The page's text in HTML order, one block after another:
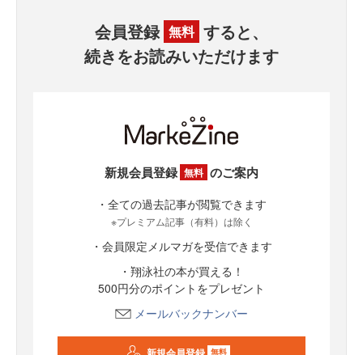
会員登録 無料 すると、
続きをお読みいただけます
新規会員登録 無料 のご案内
・全ての過去記事が閲覧できます
※プレミアム記事（有料）は除く
・会員限定メルマガを受信できます
・翔泳社の本が買える！
500円分のポイントをプレゼント
メールバックナンバー
無料